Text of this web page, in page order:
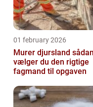
01 february 2026
Murer djursland sådan
vælger du den rigtige
fagmand til opgaven